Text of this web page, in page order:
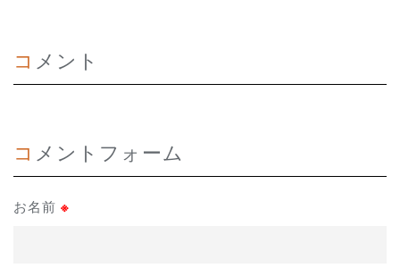
コメント
コメントフォーム
お名前 ※